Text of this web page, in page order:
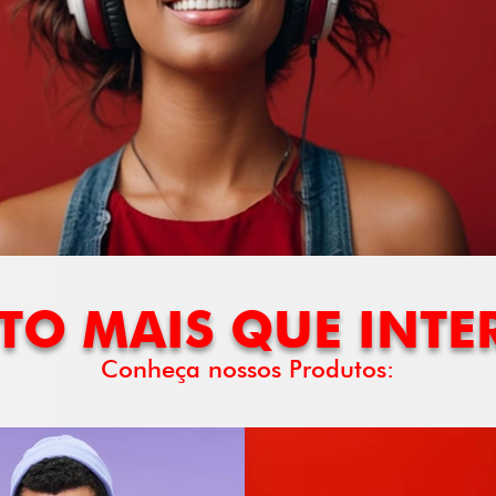
MAIS QUE
Conheça nossos Produtos: